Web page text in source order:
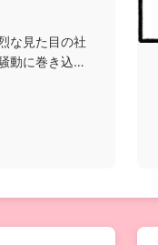
な見た目の社
動に巻き込ま